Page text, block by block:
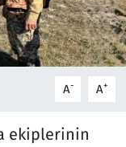
A- A+
ekiplerinin